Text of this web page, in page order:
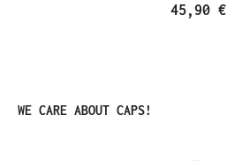
45,90 €
Produktgalerie überspringen
WE CARE ABOUT CAPS!